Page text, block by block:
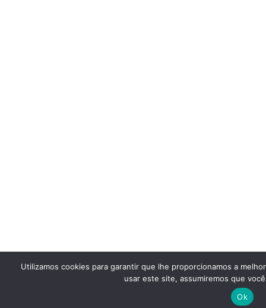
Utilizamos cookies para garantir que lhe proporcionamos a
usar este site, assumiremos que
Ok